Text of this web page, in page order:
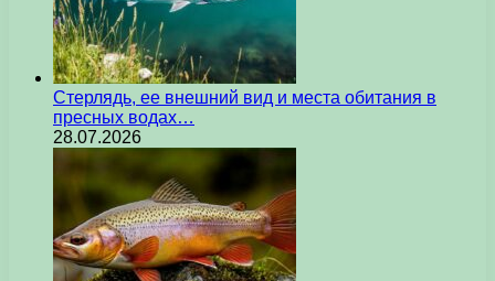
Стерлядь, ее внешний вид и места обитания в
пресных водах…
28.07.2026